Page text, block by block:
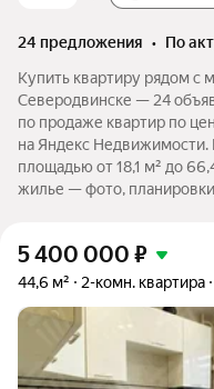
24 предложения •
по
Купить квартиру рядом с
Северодвинске — 24
по продаже квартир по
на Яндекс
площадью от 18,1 м² до
жилье — фото, планировки
5 400 000 ₽
44,6 м² 2-комн. квартира